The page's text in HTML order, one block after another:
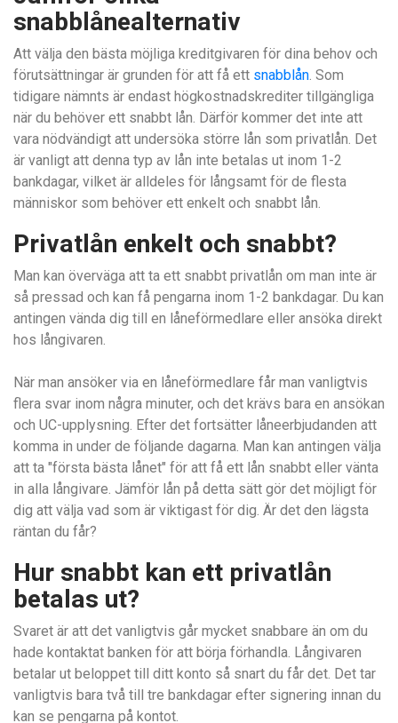
snabblånealternativ
Att välja den bästa möjliga kreditgivaren för dina behov och
förutsättningar är grunden för att få ett snabblån . Som
tidigare nämnts är endast högkostnadskrediter tillgängliga
när du behöver ett snabbt lån. Därför kommer det inte att
vara nödvändigt att undersöka större lån som privatlån. Det
är vanligt att denna typ av lån inte betalas ut inom 1-2
bankdagar, vilket är alldeles för långsamt för de flesta
människor som behöver ett enkelt och snabbt lån.
Privatlån enkelt och snabbt?
Man kan överväga att ta ett snabbt privatlån om man inte är
så pressad och kan få pengarna inom 1-2 bankdagar. Du kan
antingen vända dig till en låneförmedlare eller ansöka direkt
hos långivaren.
När man ansöker via en låneförmedlare får man vanligtvis
flera svar inom några minuter, och det krävs bara en ansökan
och UC-upplysning. Efter det fortsätter låneerbjudanden att
komma in under de följande dagarna. Man kan antingen välja
att ta "första bästa lånet" för att få ett lån snabbt eller vänta
in alla långivare. Jämför lån på detta sätt gör det möjligt för
dig att välja vad som är viktigast för dig. Är det den lägsta
räntan du får?
Hur snabbt kan ett privatlån
betalas ut?
Svaret är att det vanligtvis går mycket snabbare än om du
hade kontaktat banken för att börja förhandla. Långivaren
betalar ut beloppet till ditt konto så snart du får det. Det tar
vanligtvis bara två till tre bankdagar efter signering innan du
kan se pengarna på kontot.